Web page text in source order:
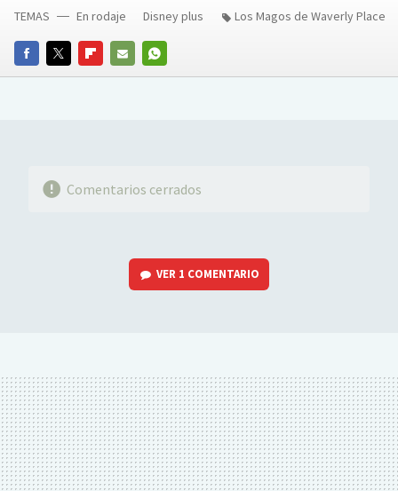
FACEBOOKTWITTERFLIPBOARD
E-
WHATSAPP
TEMAS En rodaje Disney plus Los Magos de Waverly Place
Comentarios cerrados
VER 1 COMENTARIO